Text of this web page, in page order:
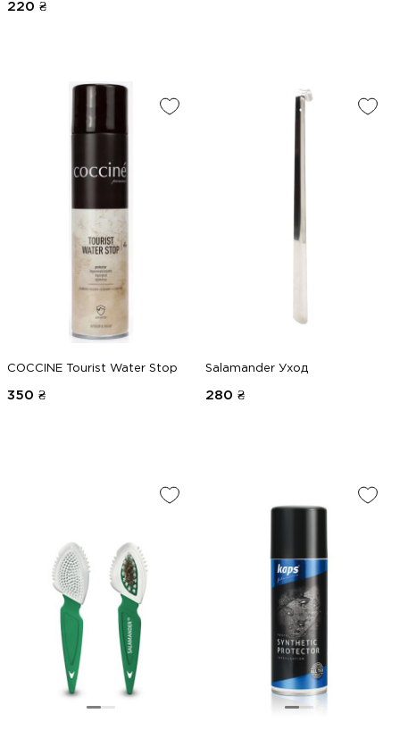
220 ₴
COCCINE Tourist Water Stop
350 ₴
Salamander Уход
280 ₴